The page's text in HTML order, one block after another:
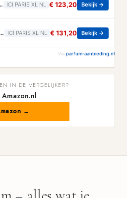
D'issey Parfum - 100 ML ICI PARIS XL NL € 123,20 Bekijk →
Burberry Eau De Parfum Burberry - Goddess Eau De Parfum - 100 ML ICI PARIS XL NL € 131,20 Bekijk →
Via parfum-aanbieding.nl
IN DE VERGELIJKER?
→